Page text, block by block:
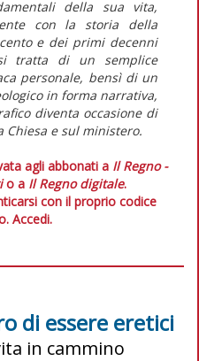
della sua vita,
con la storia della
e dei primi decenni
tratta di un semplice
personale, bensì di un
in forma narrativa,
diventa occasione di
Chiesa e sul ministero.
agli abbonati a Il Regno -
o a Il Regno digitale.
con il proprio codice
Accedi.
di essere eretici
in cammino